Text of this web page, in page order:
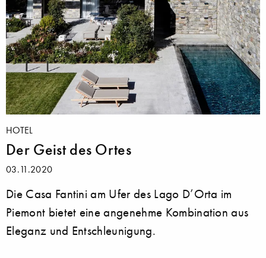
HOTEL
Der Geist des Ortes
03.11.2020
Die Casa Fantini am Ufer des Lago D’Orta im
Piemont bietet eine angenehme Kombination aus
Eleganz und Entschleunigung.